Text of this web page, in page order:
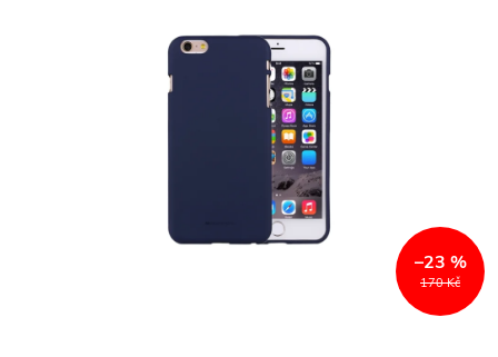
170 Kč
–23 %